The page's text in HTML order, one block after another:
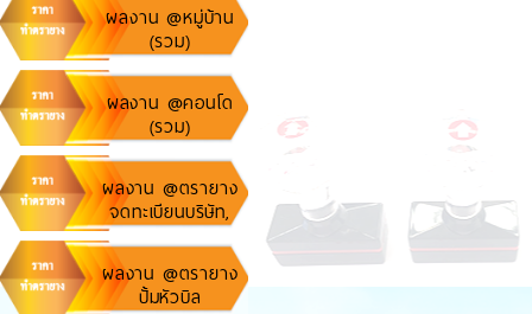
ผลงาน @หมู่บ้าน
(รวม)
ผลงาน @คอนโด
(รวม)
ผลงาน @ตรายาง
จดทะเบียนบริษัท,
ห้างหุ้นส่วน
ผลงาน @ตรายาง
ปั้มหัวบิล